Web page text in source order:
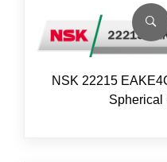
NSK 22215
Spherical